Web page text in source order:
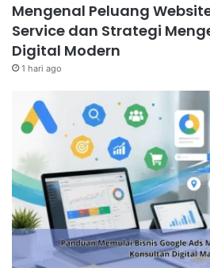
Mengenal Peluang
Service dan Strategi
Digital Modern
1 hari ago